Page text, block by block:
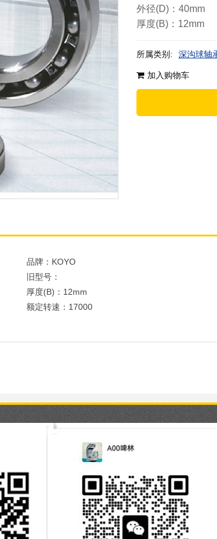
外径(D)：40mm
厚度(B)：12mm
所属类别: 深沟球轴
加入购物车
品牌：KOYO
旧型号：
厚度(B)：12mm
额定转速：17000